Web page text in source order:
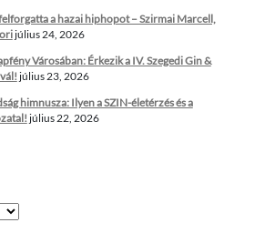
a hazai hiphopot – Szirmai Marcell,
július 24, 2026
Városában: Érkezik a IV. Szegedi Gin &
július 23, 2026
himnusza: Ilyen a SZIN-életérzés és a
július 22, 2026